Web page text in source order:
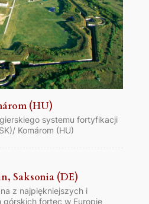
(HU)
systemu fortyfikacji
Komárom (HU)